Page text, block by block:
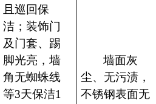
且巡回保
洁；装饰门
及门套、踢
脚光亮，墙
角无蜘蛛线
等3天保洁1
墙面灰
尘、无污渍，
不锈钢表面无